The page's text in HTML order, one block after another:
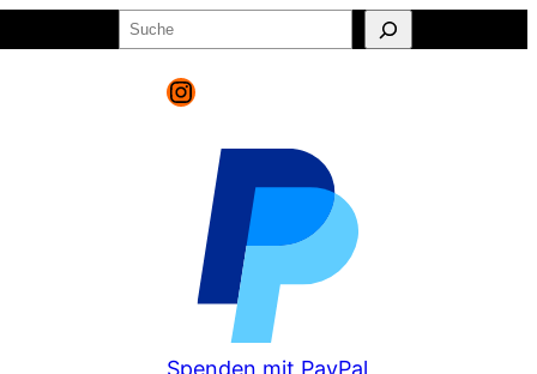
Suchen
Instagram
Spenden mit PayPal